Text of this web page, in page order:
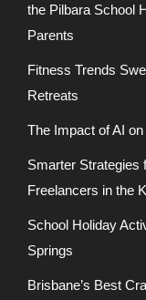
the Pilbara School
Parents
Fitness Trends
Retreats
The Impact of AI
Smarter Strategies
Freelancers in the
School Holiday
Springs
Brisbane’s Best